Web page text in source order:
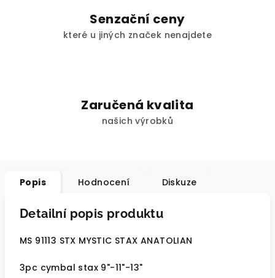
Senzační ceny
které u jiných značek nenajdete
Zaručená kvalita
našich výrobků
Popis Hodnocení Diskuze
Detailní popis produktu
MS 91113 STX MYSTIC STAX ANATOLIAN
3pc cymbal stax 9"-11"-13"